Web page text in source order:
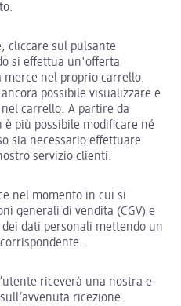
cliccare sul pulsante
si effettua un'offerta
merce nel proprio carrello.
possibile visualizzare e
carrello. A partire da
più possibile modificare né
sia necessario effettuare
servizio clienti.
nel momento in cui si
generali di vendita (CGV) e
dati personali mettendo un
riceverà una nostra e-
ricezione